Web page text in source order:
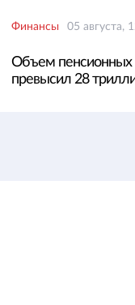
Финансы 05 августа,
Объем пенсионных
превысил 28